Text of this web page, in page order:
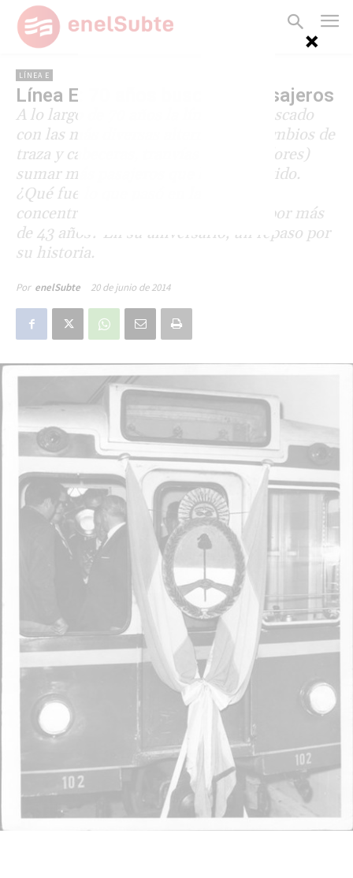
LÍNEA E
Línea E: 70 años buscando pasajeros
A lo largo de 70 años la línea E ha buscado
con las más diversas alternativas (cambios de
traza y cabeceras, tranvías alimentadores)
sumar más pasajeros que le den sentido.
¿Qué fue lo que pasó en la línea que
concentró todas las inauguraciones por más
de 43 años? En su aniversario, un repaso por
su historia.
Por enelSubte 20 de junio de 2014